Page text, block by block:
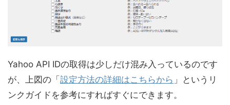
Yahoo API IDの取得は少しだけ混み入っているのです
が、上図の「設定方法の詳細はこちらから 」というリ
ンクガイドを参考にすればすぐにできます。